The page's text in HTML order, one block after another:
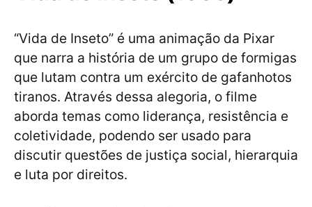
“Vida de Inseto” é uma animação da Pixar
que narra a história de um grupo de formigas
que lutam contra um exército de gafanhotos
tiranos. Através dessa alegoria, o filme
aborda temas como liderança, resistência e
coletividade, podendo ser usado para
discutir questões de justiça social, hierarquia
e luta por direitos.